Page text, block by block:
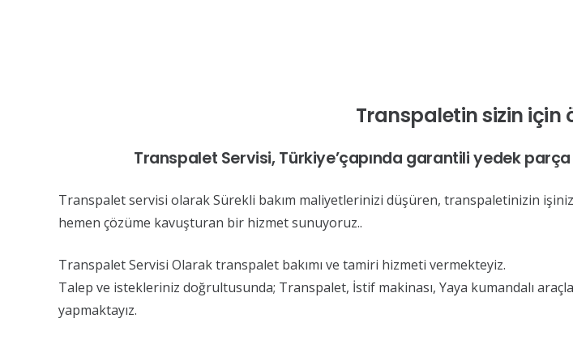
Transpaletin sizin için
Transpalet Servisi, Türkiye’çapında garantili yedek
Transpalet servisi olarak Sürekli bakım maliyetlerinizi düşüren, transpaletinizin
hemen çözüme kavuşturan bir hizmet sunuyoruz..
Transpalet Servisi Olarak transpalet bakımı ve tamiri hizmeti vermekteyiz.
Talep ve istekleriniz doğrultusunda; Transpalet, İstif makinası, Yaya kumandalı
yapmaktayız.